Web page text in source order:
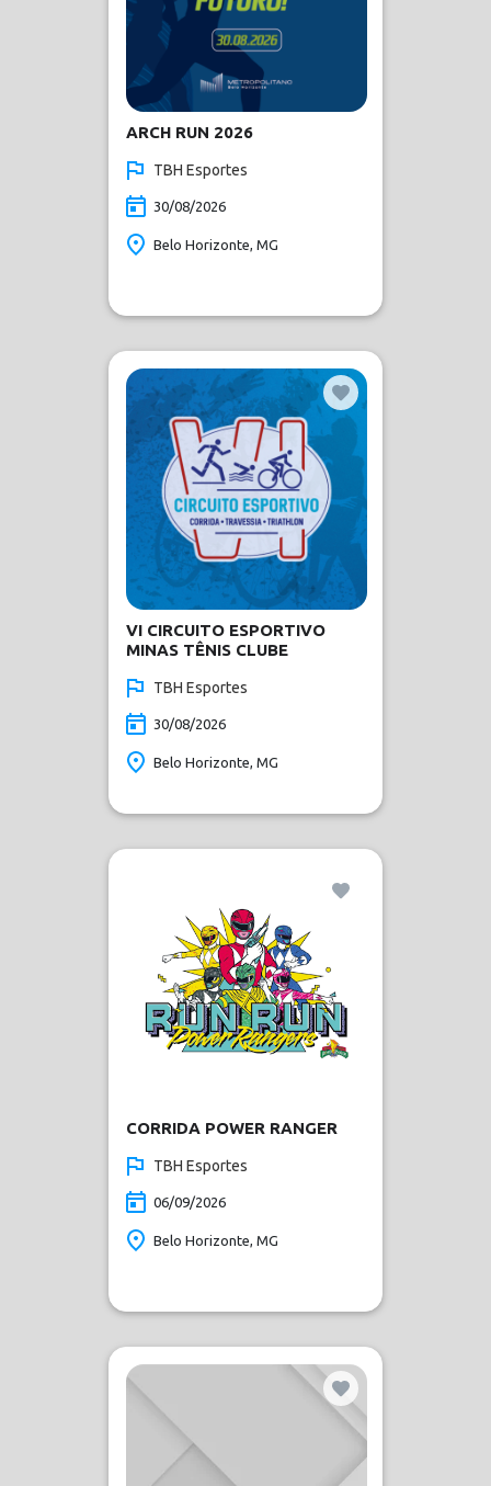
ARCH RUN 2026
TBH Esportes
30/08/2026
Belo Horizonte, MG
VI CIRCUITO ESPORTIVO
MINAS TÊNIS CLUBE
TBH Esportes
30/08/2026
Belo Horizonte, MG
CORRIDA POWER RANGER
TBH Esportes
06/09/2026
Belo Horizonte, MG